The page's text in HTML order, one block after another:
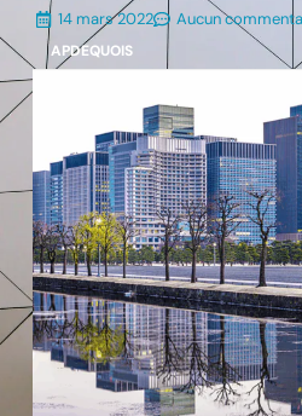
14 mars 2022 Aucun
APDEQUOIS